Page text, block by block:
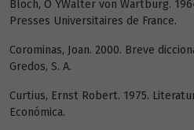
Bloch, O YWalter von Wartburg.
Presses Universitaires de France.
Corominas, Joan. 2000. Breve
Gredos, S. A.
Curtius, Ernst Robert. 1975.
Económica.